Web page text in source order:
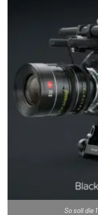
So soll die